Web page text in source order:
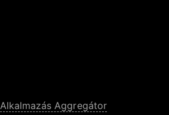
Alkalmazás Aggregátor